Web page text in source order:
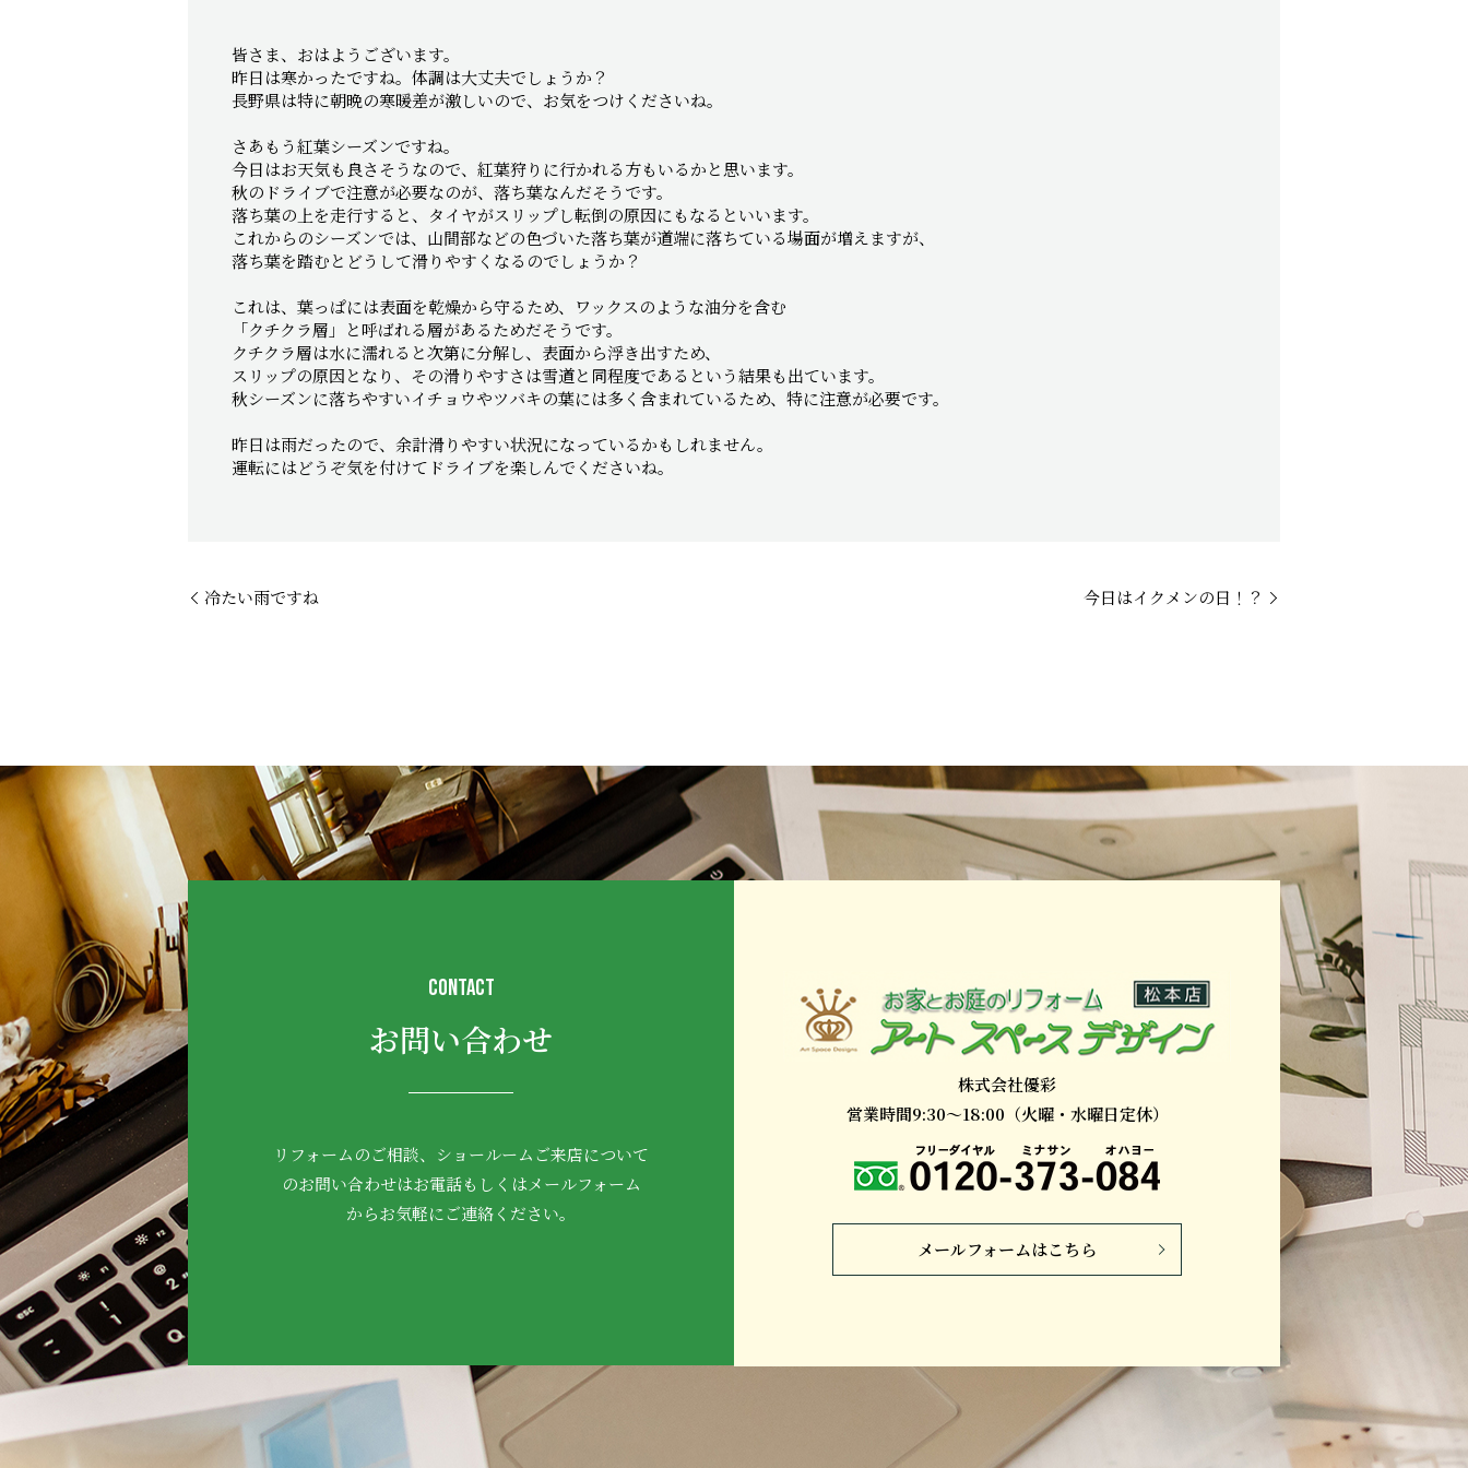
皆さま、おはようございます。
昨日は寒かったですね。体調は大丈夫でしょうか？
長野県は特に朝晩の寒暖差が激しいので、お気をつけくださいね。
さあもう紅葉シーズンですね。
今日はお天気も良さそうなので、紅葉狩りに行かれる方もいるかと思います。
秋のドライブで注意が必要なのが、落ち葉なんだそうです。
落ち葉の上を走行すると、タイヤがスリップし転倒の原因にもなるといいます。
これからのシーズンでは、山間部などの色づいた落ち葉が道端に落ちている場面が増えますが、
落ち葉を踏むとどうして滑りやすくなるのでしょうか？
これは、葉っぱには表面を乾燥から守るため、ワックスのような油分を含む
「クチクラ層」と呼ばれる層があるためだそうです。
クチクラ層は水に濡れると次第に分解し、表面から浮き出すため、
スリップの原因となり、その滑りやすさは雪道と同程度であるという結果も出ています。
秋シーズンに落ちやすいイチョウやツバキの葉には多く含まれているため、特に注意が必要です。
昨日は雨だったので、余計滑りやすい状況になっているかもしれません。
運転にはどうぞ気を付けてドライブを楽しんでくださいね。
冷たい雨ですね 今日はイクメンの日！？
CONTACT
お問い合わせ
リフォームのご相談、ショールームご来店について
のお問い合わせはお電話もしくはメールフォーム
からお気軽にご連絡ください。
株式会社優彩
営業時間9:30～18:00（火曜・水曜日定休）
メールフォームはこちら